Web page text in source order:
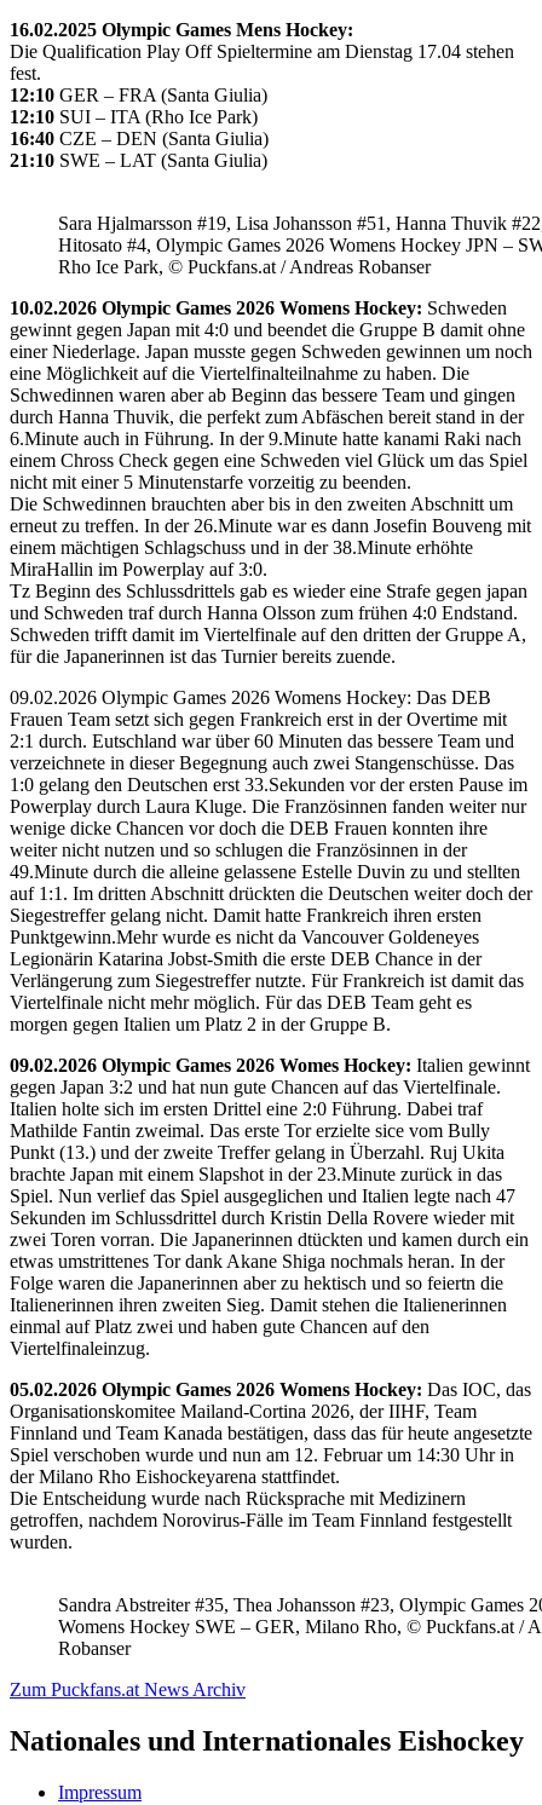
16.02.2025 Olympic Games Mens Hockey:
Die Qualification Play Off Spieltermine am Dienstag 17.04 stehen
fest.
12:10 GER – FRA (Santa Giulia)
12:10 SUI – ITA (Rho Ice Park)
16:40 CZE – DEN (Santa Giulia)
21:10 SWE – LAT (Santa Giulia)
Sara Hjalmarsson #19, Lisa Johansson #51, Hanna Thuvik
Hitosato #4, Olympic Games 2026 Womens Hockey JPN –
Rho Ice Park, © Puckfans.at / Andreas Robanser
10.02.2026 Olympic Games 2026 Womens Hockey: Schweden
gewinnt gegen Japan mit 4:0 und beendet die Gruppe B damit ohne
einer Niederlage. Japan musste gegen Schweden gewinnen um noch
eine Möglichkeit auf die Viertelfinalteilnahme zu haben. Die
Schwedinnen waren aber ab Beginn das bessere Team und gingen
durch Hanna Thuvik, die perfekt zum Abfäschen bereit stand in der
6.Minute auch in Führung. In der 9.Minute hatte kanami Raki nach
einem Chross Check gegen eine Schweden viel Glück um das Spiel
nicht mit einer 5 Minutenstarfe vorzeitig zu beenden.
Die Schwedinnen brauchten aber bis in den zweiten Abschnitt um
erneut zu treffen. In der 26.Minute war es dann Josefin Bouveng mit
einem mächtigen Schlagschuss und in der 38.Minute erhöhte
MiraHallin im Powerplay auf 3:0.
Tz Beginn des Schlussdrittels gab es wieder eine Strafe gegen japan
und Schweden traf durch Hanna Olsson zum frühen 4:0 Endstand.
Schweden trifft damit im Viertelfinale auf den dritten der Gruppe A,
für die Japanerinnen ist das Turnier bereits zuende.
09.02.2026 Olympic Games 2026 Womens Hockey: Das DEB
Frauen Team setzt sich gegen Frankreich erst in der Overtime mit
2:1 durch. Eutschland war über 60 Minuten das bessere Team und
verzeichnete in dieser Begegnung auch zwei Stangenschüsse. Das
1:0 gelang den Deutschen erst 33.Sekunden vor der ersten Pause im
Powerplay durch Laura Kluge. Die Französinnen fanden weiter nur
wenige dicke Chancen vor doch die DEB Frauen konnten ihre
weiter nicht nutzen und so schlugen die Französinnen in der
49.Minute durch die alleine gelassene Estelle Duvin zu und stellten
auf 1:1. Im dritten Abschnitt drückten die Deutschen weiter doch der
Siegestreffer gelang nicht. Damit hatte Frankreich ihren ersten
Punktgewinn.Mehr wurde es nicht da Vancouver Goldeneyes
Legionärin Katarina Jobst-Smith die erste DEB Chance in der
Verlängerung zum Siegestreffer nutzte. Für Frankreich ist damit das
Viertelfinale nicht mehr möglich. Für das DEB Team geht es
morgen gegen Italien um Platz 2 in der Gruppe B.
09.02.2026 Olympic Games 2026 Womes Hockey: Italien gewinnt
gegen Japan 3:2 und hat nun gute Chancen auf das Viertelfinale.
Italien holte sich im ersten Drittel eine 2:0 Führung. Dabei traf
Mathilde Fantin zweimal. Das erste Tor erzielte sice vom Bully
Punkt (13.) und der zweite Treffer gelang in Überzahl. Ruj Ukita
brachte Japan mit einem Slapshot in der 23.Minute zurück in das
Spiel. Nun verlief das Spiel ausgeglichen und Italien legte nach 47
Sekunden im Schlussdrittel durch Kristin Della Rovere wieder mit
zwei Toren vorran. Die Japanerinnen dtückten und kamen durch ein
etwas umstrittenes Tor dank Akane Shiga nochmals heran. In der
Folge waren die Japanerinnen aber zu hektisch und so feiertn die
Italienerinnen ihren zweiten Sieg. Damit stehen die Italienerinnen
einmal auf Platz zwei und haben gute Chancen auf den
Viertelfinaleinzug.
05.02.2026 Olympic Games 2026 Womens Hockey: Das IOC, das
Organisationskomitee Mailand-Cortina 2026, der IIHF, Team
Finnland und Team Kanada bestätigen, dass das für heute angesetzte
Spiel verschoben wurde und nun am 12. Februar um 14:30 Uhr in
der Milano Rho Eishockeyarena stattfindet.
Die Entscheidung wurde nach Rücksprache mit Medizinern
getroffen, nachdem Norovirus-Fälle im Team Finnland festgestellt
wurden.
Sandra Abstreiter #35, Thea Johansson #23, Olympic Games
Womens Hockey SWE – GER, Milano Rho, © Puckfans.at /
Robanser
Zum Puckfans.at News Archiv
Nationales und Internationales Eishockey
Impressum